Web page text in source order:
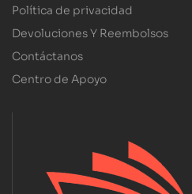
Política de privacidad
Devoluciones Y Reembolsos
Contáctanos
Centro de Apoyo